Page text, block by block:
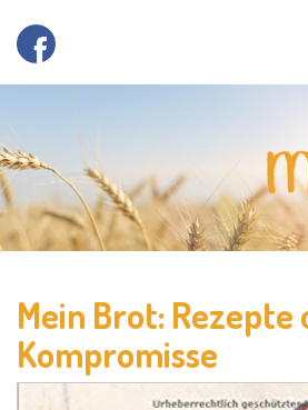
Mein Brot: Rezepte
Kompromisse